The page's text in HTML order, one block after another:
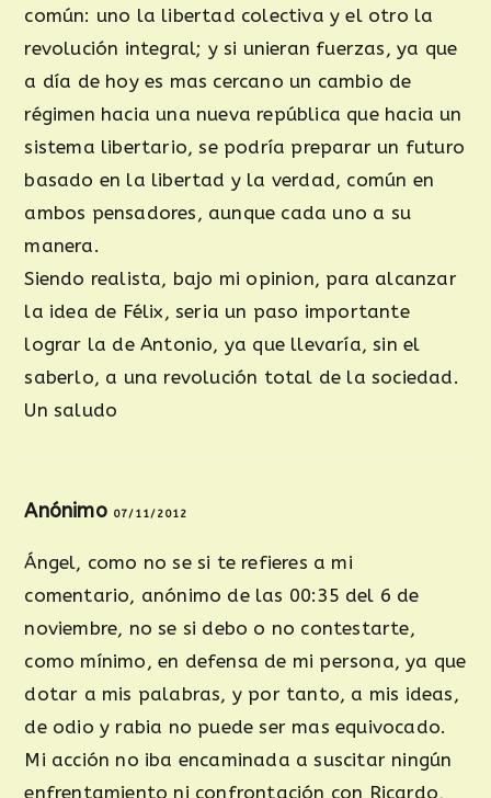
común: uno la libertad colectiva y el otro la
revolución integral; y si unieran fuerzas, ya que
a día de hoy es mas cercano un cambio de
régimen hacia una nueva república que hacia un
sistema libertario, se podría preparar un futuro
basado en la libertad y la verdad, común en
ambos pensadores, aunque cada uno a su
manera.
Siendo realista, bajo mi opinion, para alcanzar
la idea de Félix, seria un paso importante
lograr la de Antonio, ya que llevaría, sin el
saberlo, a una revolución total de la sociedad.
Un saludo
Anónimo 07/11/2012
Ángel, como no se si te refieres a mi
comentario, anónimo de las 00:35 del 6 de
noviembre, no se si debo o no contestarte,
como mínimo, en defensa de mi persona, ya que
dotar a mis palabras, y por tanto, a mis ideas,
de odio y rabia no puede ser mas equivocado.
Mi acción no iba encaminada a suscitar ningún
enfrentamiento ni confrontación con Ricardo,